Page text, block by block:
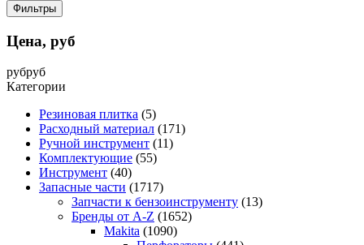
Фильтры
Цена, руб
рубруб
Категории
Резиновая плитка (5)
Расходный материал (171)
Ручной инструмент (11)
Комплектующие (55)
Инструмент (40)
Запасные части (1717)
Запчасти к бензоинструменту (13)
Бренды от A-Z (1652)
Makita (1090)